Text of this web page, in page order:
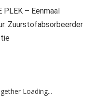
PLEK – Eenmaal
Zuurstofabsorbeerder
Loading...